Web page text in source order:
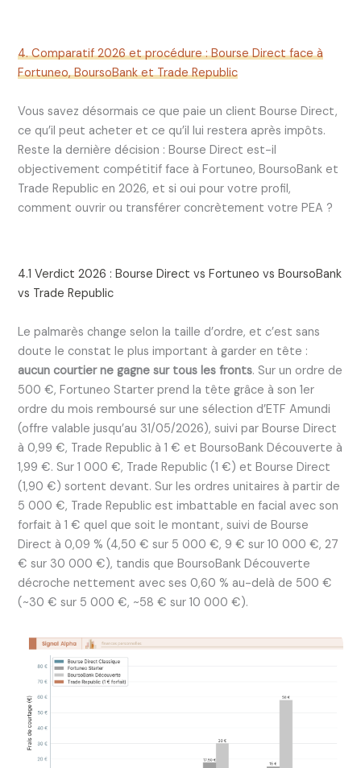
4. Comparatif 2026 et procédure : Bourse Direct face à
Fortuneo, BoursoBank et Trade Republic
Vous savez désormais ce que paie un client Bourse Direct,
ce qu’il peut acheter et ce qu’il lui restera après impôts.
Reste la dernière décision : Bourse Direct est-il
objectivement compétitif face à Fortuneo, BoursoBank et
Trade Republic en 2026, et si oui pour votre profil,
comment ouvrir ou transférer concrètement votre PEA ?
4.1 Verdict 2026 : Bourse Direct vs Fortuneo vs BoursoBank
vs Trade Republic
Le palmarès change selon la taille d’ordre, et c’est sans
doute le constat le plus important à garder en tête :
aucun courtier ne gagne sur tous les fronts. Sur un ordre de
500 €, Fortuneo Starter prend la tête grâce à son 1er
ordre du mois remboursé sur une sélection d’ETF Amundi
(offre valable jusqu’au 31/05/2026), suivi par Bourse Direct
à 0,99 €, Trade Republic à 1 € et BoursoBank Découverte à
1,99 €. Sur 1 000 €, Trade Republic (1 €) et Bourse Direct
(1,90 €) sortent devant. Sur les ordres unitaires à partir de
5 000 €, Trade Republic est imbattable en facial avec son
forfait à 1 € quel que soit le montant, suivi de Bourse
Direct à 0,09 % (4,50 € sur 5 000 €, 9 € sur 10 000 €, 27
€ sur 30 000 €), tandis que BoursoBank Découverte
décroche nettement avec ses 0,60 % au-delà de 500 €
(~30 € sur 5 000 €, ~58 € sur 10 000 €).